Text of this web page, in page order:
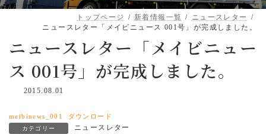
トップページ 新着情報一覧
ニュースレター
ニュースレター「メイビニュース 001号」が完成しました。
ニュースレター「メイビニュー
ス 001号」が完成しました。
2015.08.01
meibinews_001 ダウンロード
カテゴリー ニュースレター